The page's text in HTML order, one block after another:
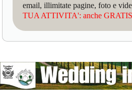
email, illimitate pagine, foto e
TUA ATTIVITA': anche